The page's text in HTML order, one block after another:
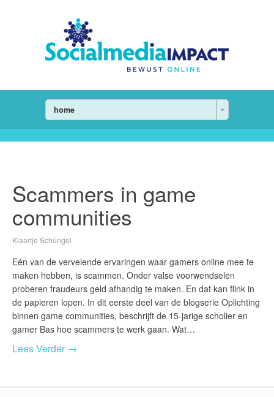
home
Scammers in game
communities
Klaartje Schüngel
Eén van de vervelende ervaringen waar gamers online mee te
maken hebben, is scammen. Onder valse voorwendselen
proberen fraudeurs geld afhandig te maken. En dat kan flink in
de papieren lopen. In dit eerste deel van de blogserie Oplichting
binnen game communities, beschrijft de 15-jarige scholier en
gamer Bas hoe scammers te werk gaan. Wat…
Lees Verder →